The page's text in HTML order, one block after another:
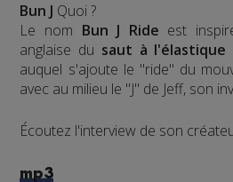
Bun J Quoi ?
Le nom Bun J Ride est
anglaise du saut à l'élastique
auquel s'ajoute le "ride" du
avec au milieu le "J" de Jeff, son
Écoutez l'interview de son
mp3